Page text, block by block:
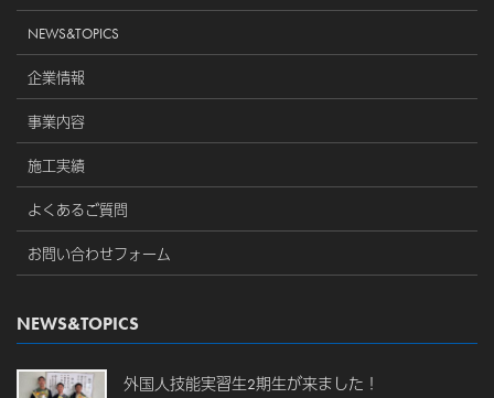
NEWS&TOPICS
企業情報
事業内容
施工実績
よくあるご質問
お問い合わせフォーム
NEWS&TOPICS
外国人技能実習生2期生が来ました！